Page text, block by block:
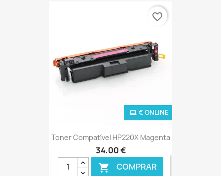
Toner Compatível HP220X Magenta
34,00 €
 COMPRAR
€ ONLINE
favorite_border